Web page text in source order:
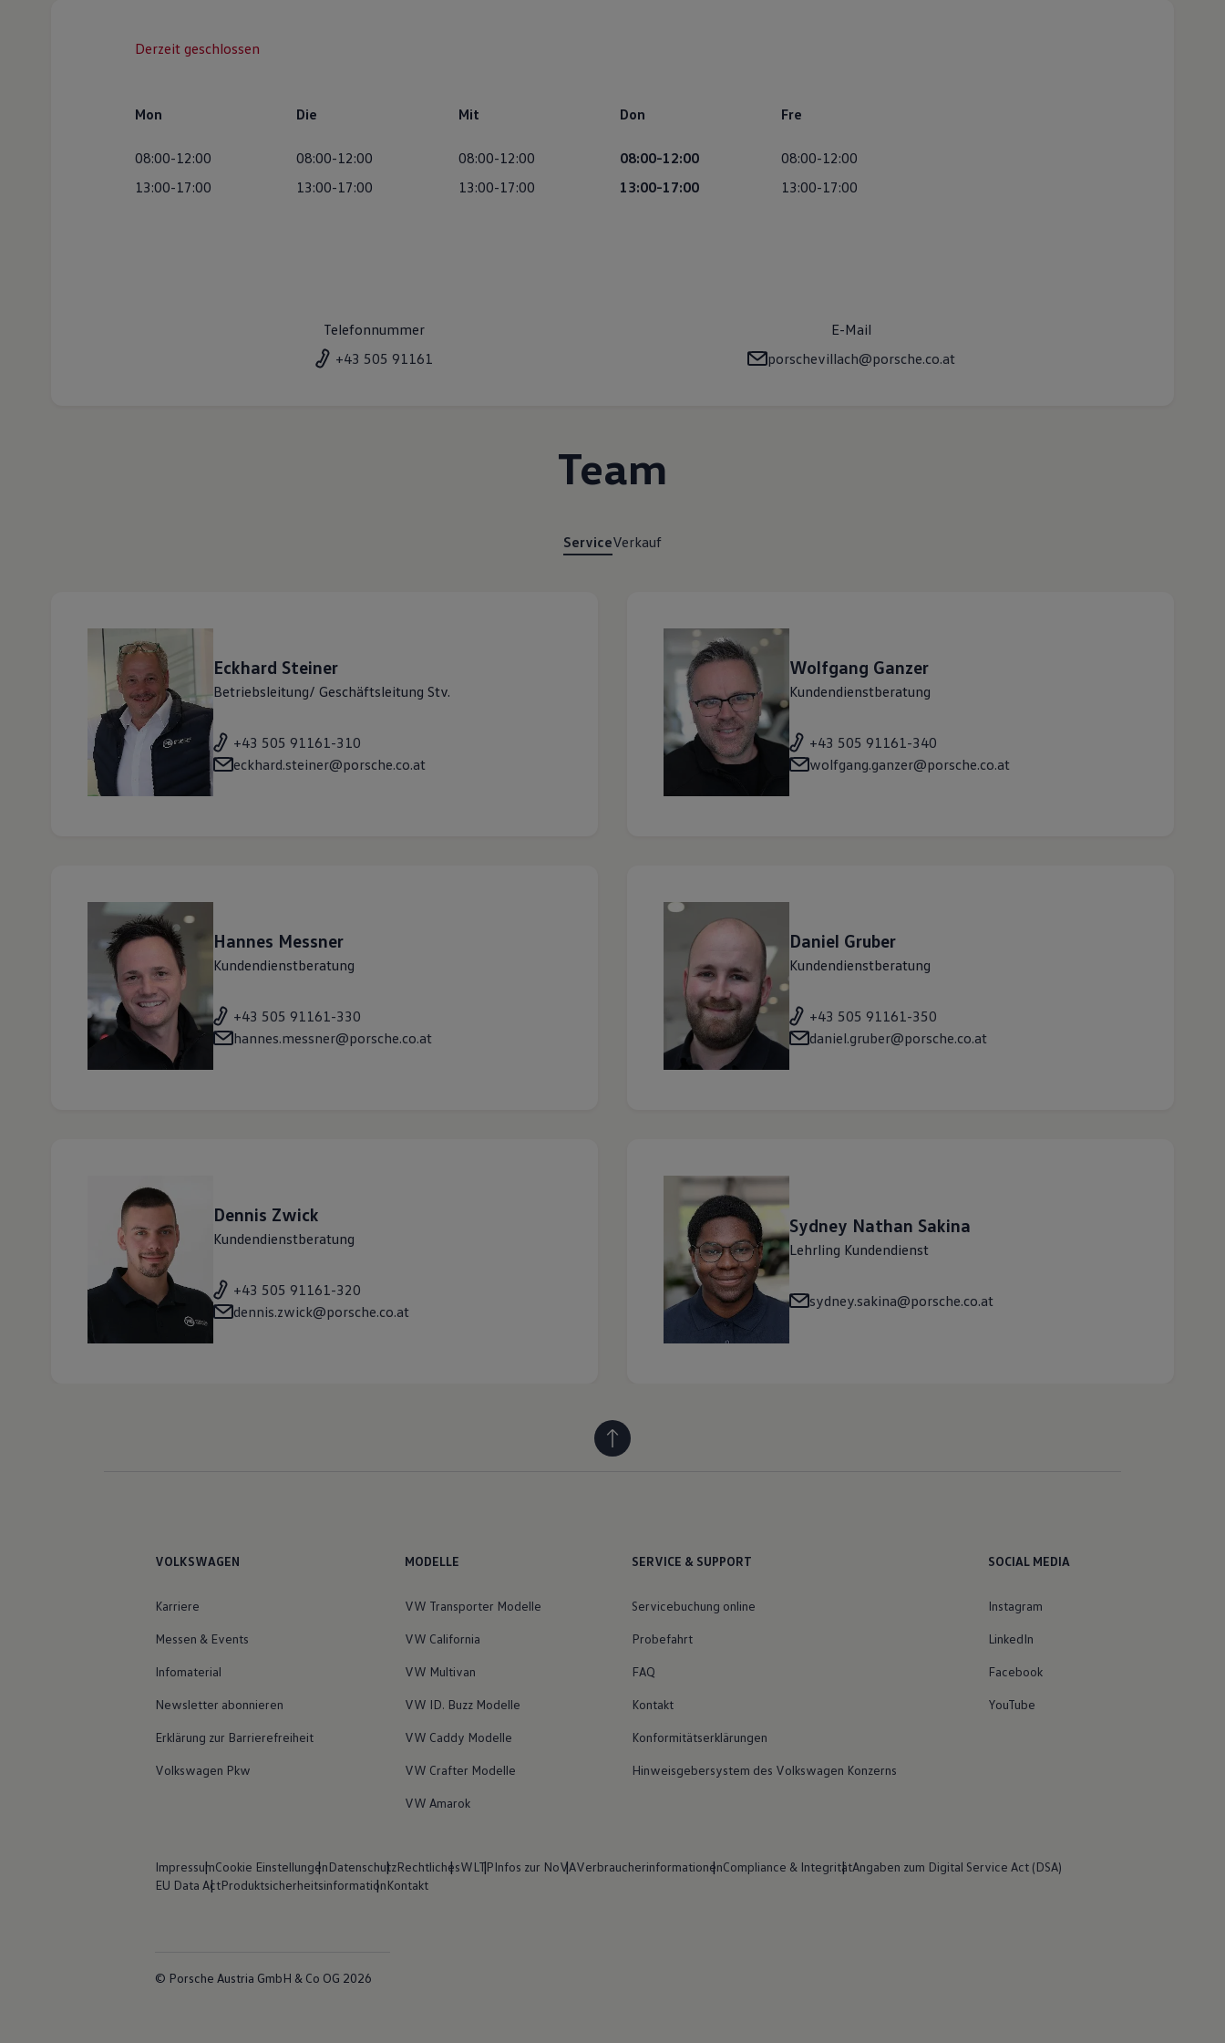
Derzeit geschlossen
Mon
08:00-12:00
13:00-17:00
Die
08:00-12:00
13:00-17:00
Mit
08:00-12:00
13:00-17:00
Don
08:00-12:00
13:00-17:00
Fre
08:00-12:00
13:00-17:00
Telefonnummer
+43 505 91161
E-Mail
porschevillach@porsche.co.at
Team
ServiceVerkauf
Eckhard Steiner
Betriebsleitung/ Geschäftsleitung Stv.
+43 505 91161-310
eckhard.steiner@porsche.co.at
Wolfgang Ganzer
Kundendienstberatung
+43 505 91161-340
wolfgang.ganzer@porsche.co.at
Hannes Messner
Kundendienstberatung
+43 505 91161-330
hannes.messner@porsche.co.at
Daniel Gruber
Kundendienstberatung
+43 505 91161-350
daniel.gruber@porsche.co.at
Dennis Zwick
Kundendienstberatung
+43 505 91161-320
dennis.zwick@porsche.co.at
Sydney Nathan Sakina
Lehrling Kundendienst
sydney.sakina@porsche.co.at
VOLKSWAGEN
Karriere
Messen & Events
Infomaterial
Newsletter abonnieren
Erklärung zur Barrierefreiheit
Volkswagen Pkw
MODELLE
VW Transporter Modelle
VW California
VW Multivan
VW ID. Buzz Modelle
VW Caddy Modelle
VW Crafter Modelle
VW Amarok
SERVICE & SUPPORT
Servicebuchung online
Probefahrt
FAQ
Kontakt
Konformitätserklärungen
Hinweisgebersystem des Volkswagen Konzerns
SOCIAL MEDIA
Instagram
LinkedIn
Facebook
YouTube
ImpressumCookie EinstellungenDatenschutzRechtlichesWLTPInfos zur NoVAVerbraucherinformationenCompliance & IntegritätAngaben zum Digital Service Act (DSA)
EU Data ActProduktsicherheitsinformationKontakt
© Porsche Austria GmbH & Co OG 2026